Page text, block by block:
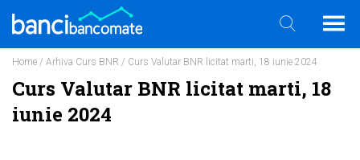
Home / Arhiva Curs BNR / Curs Valutar BNR licitat marti, 18 iunie 2024
Curs Valutar BNR licitat marti, 18
iunie 2024